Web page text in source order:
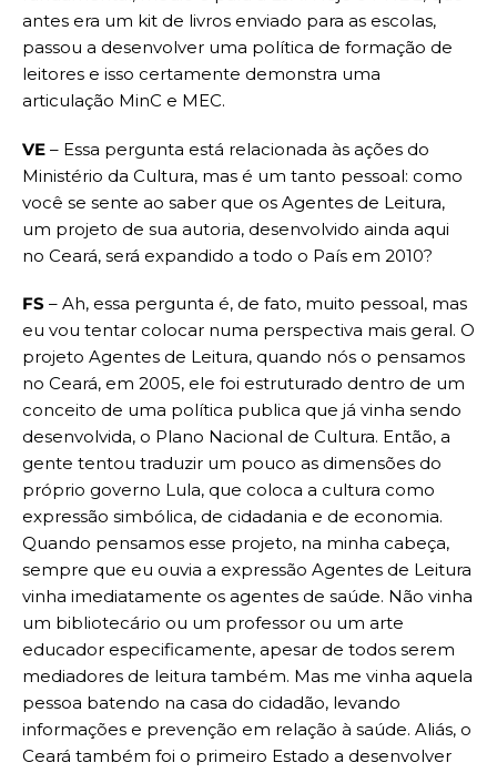
antes era um kit de livros enviado para as escolas,
passou a desenvolver uma política de formação de
leitores e isso certamente demonstra uma
articulação MinC e MEC.
VE – Essa pergunta está relacionada às ações do
Ministério da Cultura, mas é um tanto pessoal: como
você se sente ao saber que os Agentes de Leitura,
um projeto de sua autoria, desenvolvido ainda aqui
no Ceará, será expandido a todo o País em 2010?
FS – Ah, essa pergunta é, de fato, muito pessoal, mas
eu vou tentar colocar numa perspectiva mais geral. O
projeto Agentes de Leitura, quando nós o pensamos
no Ceará, em 2005, ele foi estruturado dentro de um
conceito de uma política publica que já vinha sendo
desenvolvida, o Plano Nacional de Cultura. Então, a
gente tentou traduzir um pouco as dimensões do
próprio governo Lula, que coloca a cultura como
expressão simbólica, de cidadania e de economia.
Quando pensamos esse projeto, na minha cabeça,
sempre que eu ouvia a expressão Agentes de Leitura
vinha imediatamente os agentes de saúde. Não vinha
um bibliotecário ou um professor ou um arte
educador especificamente, apesar de todos serem
mediadores de leitura também. Mas me vinha aquela
pessoa batendo na casa do cidadão, levando
informações e prevenção em relação à saúde. Aliás, o
Ceará também foi o primeiro Estado a desenvolver